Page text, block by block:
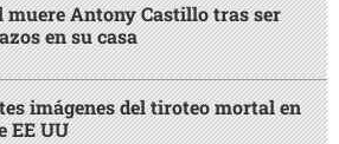
muere Antony Castillo tras ser
en su casa
imágenes del tiroteo mortal en
EE UU